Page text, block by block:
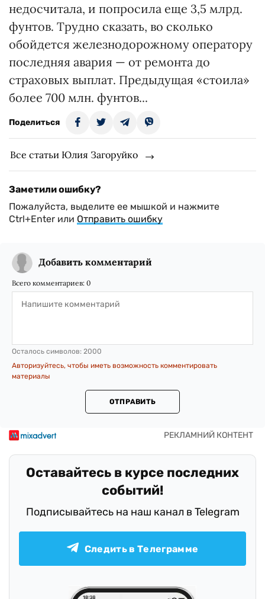
недосчитала, и попросила еще 3,5 млрд.
фунтов. Трудно сказать, во сколько
обойдется железнодорожному оператору
последняя авария — от ремонта до
страховых выплат. Предыдущая «стоила»
более 700 млн. фунтов...
Поделиться
Все статьи Юлия Загоруйко
Заметили ошибку?
Пожалуйста, выделите ее мышкой и нажмите
Ctrl+Enter или Отправить ошибку
Добавить комментарий
Всего комментариев: 0
Осталось символов: 2000
Авторизуйтесь, чтобы иметь возможность комментировать
материалы
ОТПРАВИТЬ
Оставайтесь в курсе последних
событий!
Подписывайтесь на наш канал в Telegram
Следить в Телеграмме